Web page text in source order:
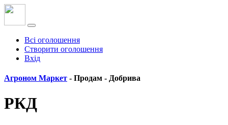
Всі оголошення
Створити оголошення
Вхід
Агроном Маркет - Продам - Добрива
РКД